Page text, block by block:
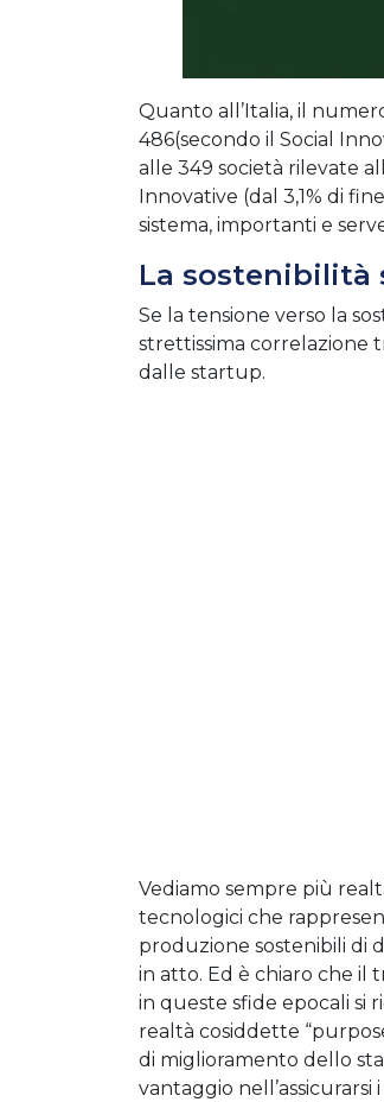
Quanto all’Italia, il
486(secondo il Social
alle 349 società rilevate
Innovative (dal 3,1% di
sistema, importanti e
La
Se la tensione verso la
strettissima correlazione
dalle startup.
Vediamo sempre più
tecnologici che
produzione sostenibili di
in atto. Ed è chiaro che il
in queste sfide epocali si
realtà cosiddette
di miglioramento dello
vantaggio